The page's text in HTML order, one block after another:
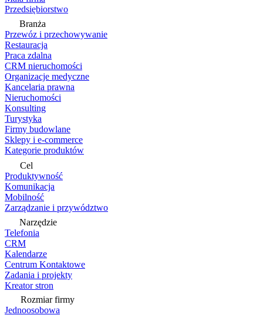
Przedsiębiorstwo
Branża
Przewóz i przechowywanie
Restauracja
Praca zdalna
CRM nieruchomości
Organizacje medyczne
Kancelaria prawna
Nieruchomości
Konsulting
Turystyka
Firmy budowlane
Sklepy i e-commerce
Kategorie produktów
Cel
Produktywność
Komunikacja
Mobilność
Zarządzanie i przywództwo
Narzędzie
Telefonia
CRM
Kalendarze
Centrum Kontaktowe
Zadania i projekty
Kreator stron
Rozmiar firmy
Jednoosobowa